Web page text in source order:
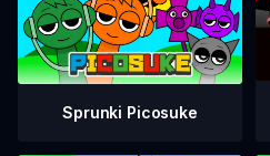
Sprunki Picosuke